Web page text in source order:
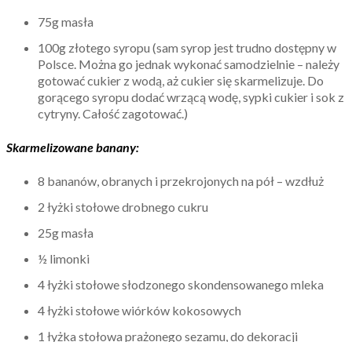
75g masła
100g złotego syropu (sam syrop jest trudno dostępny w
Polsce. Można go jednak wykonać samodzielnie – należy
gotować cukier z wodą, aż cukier się skarmelizuje. Do
gorącego syropu dodać wrzącą wodę, sypki cukier i sok z
cytryny. Całość zagotować.)
Skarmelizowane banany:
8 bananów, obranych i przekrojonych na pół – wzdłuż
2 łyżki stołowe drobnego cukru
25g masła
½ limonki
4 łyżki stołowe słodzonego skondensowanego mleka
4 łyżki stołowe wiórków kokosowych
1 łyżka stołowa prażonego sezamu, do dekoracji